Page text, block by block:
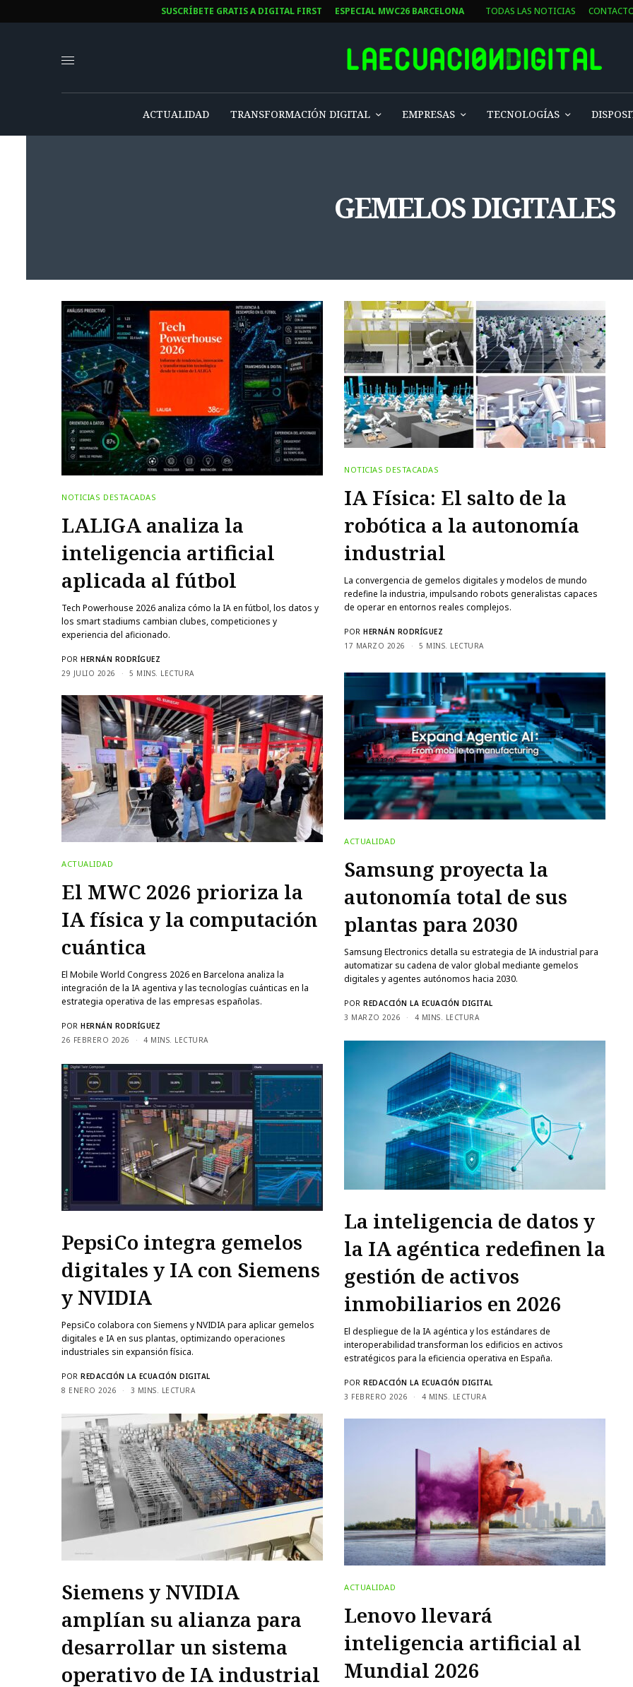
SUSCRÍBETE GRATIS A DIGITAL FIRST ESPECIAL MWC26 BARCELONA TODAS LAS NOTICIAS
ACTUALIDAD TRANSFORMACIÓN DIGITAL EMPRESAS TECNOLOGÍAS
GEMELOS DIGITALES
NOTICIAS DESTACADAS
LALIGA analiza la
inteligencia artificial
aplicada al fútbol
Tech Powerhouse 2026 analiza cómo la IA en fútbol, los datos y
los smart stadiums cambian clubes, competiciones y
experiencia del aficionado.
POR HERNÁN RODRÍGUEZ
29 JULIO 2026
5 MINS. LECTURA
NOTICIAS DESTACADAS
IA Física: El salto de la
robótica a la autonomía
industrial
La convergencia de gemelos digitales y modelos de mundo
redefine la industria, impulsando robots generalistas capaces
de operar en entornos reales complejos.
POR HERNÁN RODRÍGUEZ
17 MARZO 2026
5 MINS. LECTURA
ACTUALIDAD
Samsung proyecta la
autonomía total de sus
plantas para 2030
Samsung Electronics detalla su estrategia de IA industrial para
automatizar su cadena de valor global mediante gemelos
digitales y agentes autónomos hacia 2030.
POR REDACCIÓN LA ECUACIÓN DIGITAL
3 MARZO 2026
4 MINS. LECTURA
ACTUALIDAD
El MWC 2026 prioriza la
IA física y la computación
cuántica
El Mobile World Congress 2026 en Barcelona analiza la
integración de la IA agentiva y las tecnologías cuánticas en la
estrategia operativa de las empresas españolas.
POR HERNÁN RODRÍGUEZ
26 FEBRERO 2026
4 MINS. LECTURA
La inteligencia de datos y
la IA agéntica redefinen la
gestión de activos
inmobiliarios en 2026
El despliegue de la IA agéntica y los estándares de
interoperabilidad transforman los edificios en activos
estratégicos para la eficiencia operativa en España.
POR REDACCIÓN LA ECUACIÓN DIGITAL
3 FEBRERO 2026
4 MINS. LECTURA
PepsiCo integra gemelos
digitales y IA con Siemens
y NVIDIA
PepsiCo colabora con Siemens y NVIDIA para aplicar gemelos
digitales e IA en sus plantas, optimizando operaciones
industriales sin expansión física.
POR REDACCIÓN LA ECUACIÓN DIGITAL
8 ENERO 2026
3 MINS. LECTURA
Siemens y NVIDIA
amplían su alianza para
desarrollar un sistema
operativo de IA industrial
ACTUALIDAD
Lenovo llevará
inteligencia artificial al
Mundial 2026